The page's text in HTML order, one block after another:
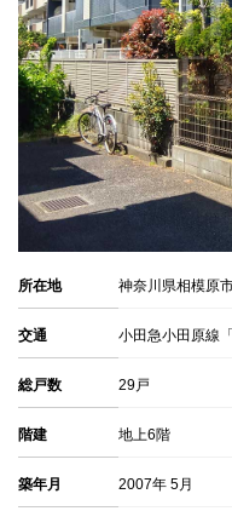
所在地 神奈川県相模原
交通 小田急小田原線
総戸数 29戸
階建 地上6階
築年月 2007年 5月